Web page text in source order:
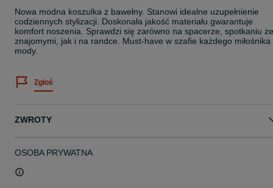
Nowa modna koszulka z bawełny. Stanowi idealne uzupełnienie
codziennych stylizacji. Doskonała jakość materiału gwarantuje
komfort noszenia. Sprawdzi się zarówno na spacerze, spotkaniu ze
znajomymi, jak i na randce. Must-have w szafie każdego miłośnika
mody.
Zgłoś
ZWROTY
OSOBA PRYWATNA